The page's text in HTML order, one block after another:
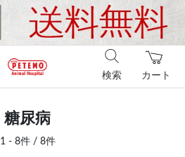
カート
検索
糖尿病
1 - 8件 / 8件